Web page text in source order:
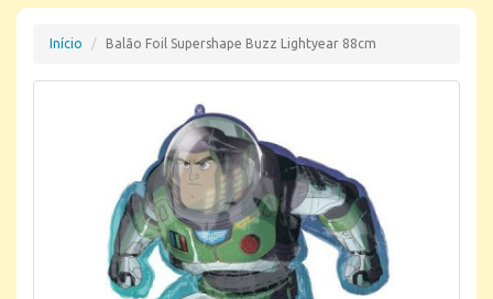
Início Balão Foil Supershape Buzz Lightyear 88cm